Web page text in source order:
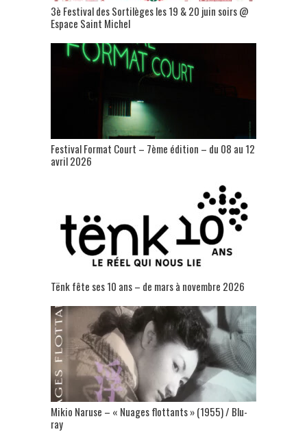
3è Festival des Sortilèges les 19 & 20 juin soirs @
Espace Saint Michel
Festival Format Court – 7ème édition – du 08 au 12
avril 2026
Tënk fête ses 10 ans – de mars à novembre 2026
Mikio Naruse – « Nuages flottants » (1955) / Blu-
ray